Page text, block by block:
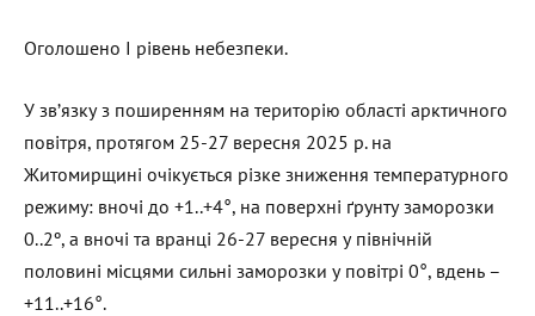
Оголошено I рівень небезпеки.
У зв’язку з поширенням на територію області арктичного
повітря, протягом 25-27 вересня 2025 р. на
Житомирщині очікується різке зниження температурного
режиму: вночі до +1..+4°, на поверхні ґрунту заморозки
0..2º, а вночі та вранці 26-27 вересня у північній
половині місцями сильні заморозки у повітрі 0°, вдень –
+11..+16°.